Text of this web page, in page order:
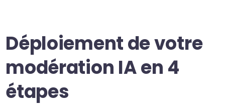
Déploiement de votre
modération IA en 4
étapes